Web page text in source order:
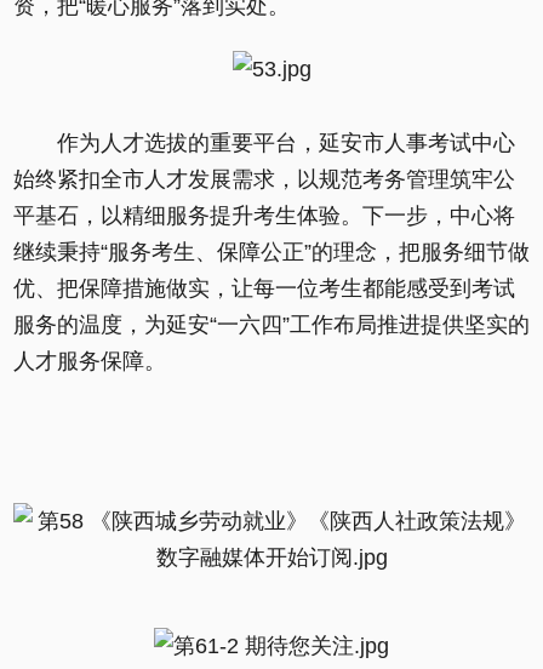
资，把“暖心服务”落到实处。
作为人才选拔的重要平台，延安市人事考试中心
始终紧扣全市人才发展需求，以规范考务管理筑牢公
平基石，以精细服务提升考生体验。下一步，中心将
继续秉持“服务考生、保障公正”的理念，把服务细节做
优、把保障措施做实，让每一位考生都能感受到考试
服务的温度，为延安“一六四”工作布局推进提供坚实的
人才服务保障。